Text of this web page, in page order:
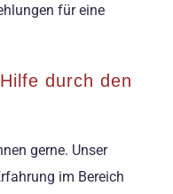
für eine
durch den
gerne. Unser
im Bereich